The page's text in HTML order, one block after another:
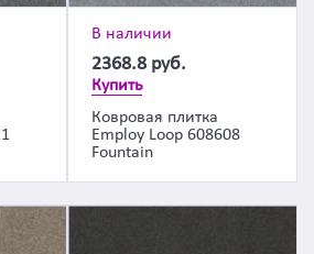
В наличии
2368.8 руб.
Купить
Ковровая плитка
Employ Loop 608608
Fountain